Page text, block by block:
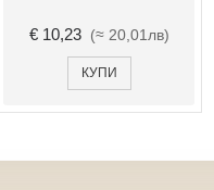
€ 13,55 (≈ 26,50лв)
КУПИ